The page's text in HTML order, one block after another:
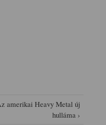
amerikai Heavy Metal új
hulláma ›